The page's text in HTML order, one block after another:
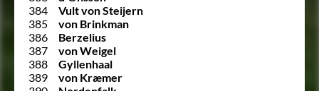
384
Vult von Steijern
385
von Brinkman
386
Berzelius
387
von Weigel
388
Gyllenhaal
389
von Kræmer